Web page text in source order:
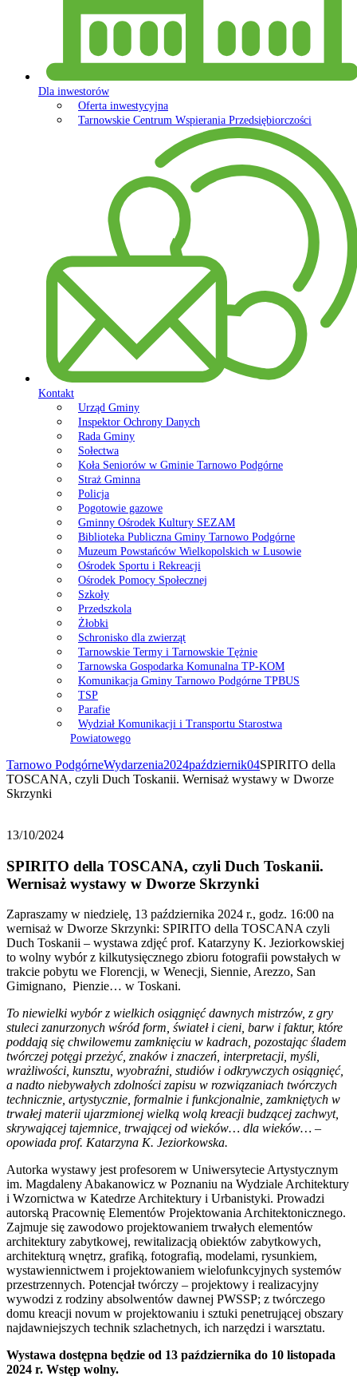
Dla inwestorów
Oferta inwestycyjna
Tarnowskie Centrum Wspierania Przedsiębiorczości
Kontakt
Urząd Gminy
Inspektor Ochrony Danych
Rada Gminy
Sołectwa
Koła Seniorów w Gminie Tarnowo Podgórne
Straż Gminna
Policja
Pogotowie gazowe
Gminny Ośrodek Kultury SEZAM
Biblioteka Publiczna Gminy Tarnowo Podgórne
Muzeum Powstańców Wielkopolskich w Lusowie
Ośrodek Sportu i Rekreacji
Ośrodek Pomocy Społecznej
Szkoły
Przedszkola
Żłobki
Schronisko dla zwierząt
Tarnowskie Termy i Tarnowskie Tężnie
Tarnowska Gospodarka Komunalna TP-KOM
Komunikacja Gminy Tarnowo Podgórne TPBUS
TSP
Parafie
Wydział Komunikacji i Transportu Starostwa
Powiatowego
Tarnowo PodgórneWydarzenia2024październik04SPIRITO della
TOSCANA, czyli Duch Toskanii. Wernisaż wystawy w Dworze
Skrzynki
13/10/2024
SPIRITO della TOSCANA, czyli Duch Toskanii.
Wernisaż wystawy w Dworze Skrzynki
Zapraszamy w niedzielę, 13 października 2024 r., godz. 16:00 na
wernisaż w Dworze Skrzynki: SPIRITO della TOSCANA czyli
Duch Toskanii – wystawa zdjęć prof. Katarzyny K. Jeziorkowskiej
to wolny wybór z kilkutysięcznego zbioru fotografii powstałych w
trakcie pobytu we Florencji, w Wenecji, Siennie, Arezzo, San
Gimignano, Pienzie… w Toskani.
To niewielki wybór z wielkich osiągnięć dawnych mistrzów, z gry
stuleci zanurzonych wśród form, świateł i cieni, barw i faktur, które
poddają się chwilowemu zamknięciu w kadrach, pozostając śladem
twórczej potęgi przeżyć, znaków i znaczeń, interpretacji, myśli,
wrażliwości, kunsztu, wyobraźni, studiów i odkrywczych osiągnięć,
a nadto niebywałych zdolności zapisu w rozwiązaniach twórczych
technicznie, artystycznie, formalnie i funkcjonalnie, zamkniętych w
trwałej materii ujarzmionej wielką wolą kreacji budzącej zachwyt,
skrywającej tajemnice, trwającej od wieków… dla wieków… –
opowiada prof. Katarzyna K. Jeziorkowska.
Autorka wystawy jest profesorem w Uniwersytecie Artystycznym
im. Magdaleny Abakanowicz w Poznaniu na Wydziale Architektury
i Wzornictwa w Katedrze Architektury i Urbanistyki. Prowadzi
autorską Pracownię Elementów Projektowania Architektonicznego.
Zajmuje się zawodowo projektowaniem trwałych elementów
architektury zabytkowej, rewitalizacją obiektów zabytkowych,
architekturą wnętrz, grafiką, fotografią, modelami, rysunkiem,
wystawiennictwem i projektowaniem wielofunkcyjnych systemów
przestrzennych. Potencjał twórczy – projektowy i realizacyjny
wywodzi z rodziny absolwentów dawnej PWSSP; z twórczego
domu kreacji novum w projektowaniu i sztuki penetrującej obszary
najdawniejszych technik szlachetnych, ich narzędzi i warsztatu.
Wystawa dostępna będzie od 13 października do 10 listopada
2024 r. Wstęp wolny.